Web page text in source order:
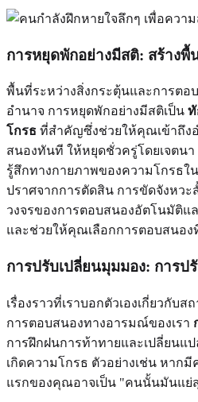
การหยุดพักอย่างมีสติ: สร้าง
พื้นที่ระหว่างสิ่งกระตุ้นและการต
อำนาจ การหยุดพักอย่างมีสติเป็น ทั
โกรธ ที่สำคัญซึ่งช่วยให้คุณเข้าถึง
สนองทันที ให้หยุดชั่วครู่โดยเจตนา
รู้สึกทางกายภาพของความโกรธใ
ปราศจากการตัดสิน การขัดจังหวะ
วงจรของการตอบสนองอัตโนมัติแ
และช่วยให้คุณเลือกการตอบสนอง
การปรับเปลี่ยนมุมมอง: การป
เรื่องราวที่เราบอกตัวเองเกี่ยวกับ
การตอบสนองทางอารมณ์ของเรา
การฝึกฝนการท้าทายและเปลี่ยนแ
เกิดความโกรธ ตัวอย่างเช่น หา
แรกของคุณอาจเป็น "คนนั้นมันแย่